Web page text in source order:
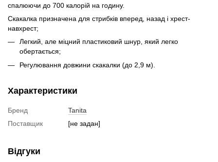
спалюючи до 700 калорій на годину.
Скакалка призначена для стрибків вперед, назад і хрест-
навхрест;
Легкий, але міцний пластиковий шнур, який легко
обертається;
Регулювання довжини скакалки (до 2,9 м).
Характеристики
Бренд
Tanita
Поставщик
[не задан]
Відгуки